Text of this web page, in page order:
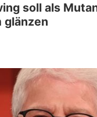
soll als
glänzen